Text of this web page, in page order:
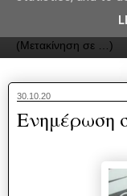
30.10.20
Ενημέρωση